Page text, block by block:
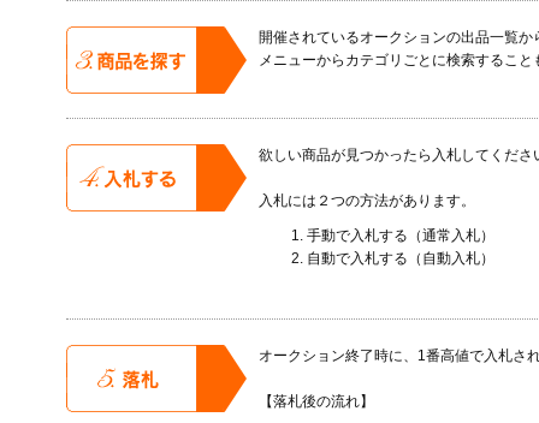
開催されているオークションの出品一覧か
メニューからカテゴリごとに検索すること
欲しい商品が見つかったら入札してくださ
入札には２つの方法があります。
手動で入札する（通常入札）
自動で入札する（自動入札）
オークション終了時に、1番高値で入札さ
【落札後の流れ】